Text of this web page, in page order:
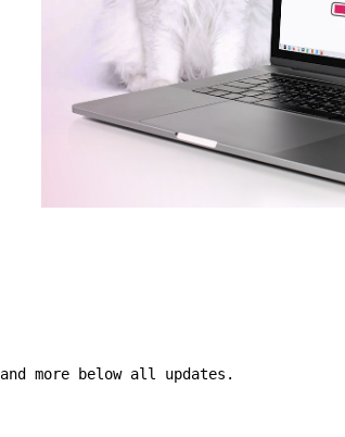
and more below all updates.